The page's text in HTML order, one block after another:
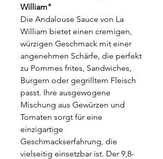
William"
Die Andalouse Sauce von La
William bietet einen cremigen,
würzigen Geschmack mit einer
angenehmen Schärfe, die perfekt
zu Pommes frites, Sandwiches,
Burgern oder gegrilltem Fleisch
passt. Ihre ausgewogene
Mischung aus Gewürzen und
Tomaten sorgt für eine
einzigartige
Geschmackserfahrung, die
vielseitig einsetzbar ist. Der 9,8-